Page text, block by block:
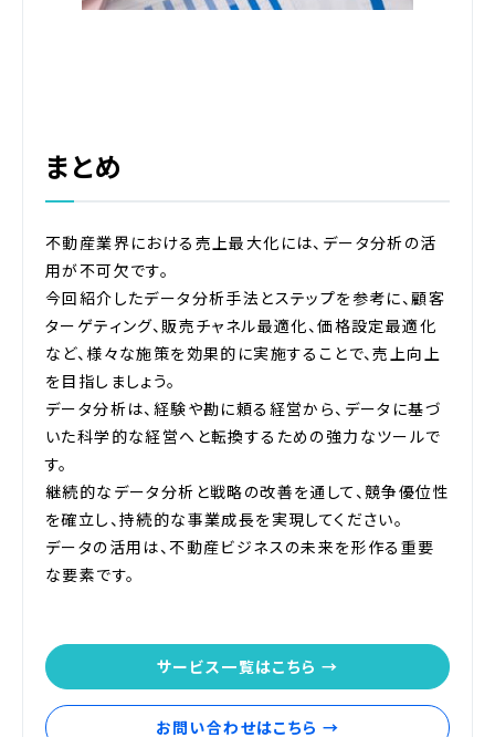
まとめ
不動産業界における売上最大化には、データ分析の活
用が不可欠です。
今回紹介したデータ分析手法とステップを参考に、顧客
ターゲティング、販売チャネル最適化、価格設定最適化
など、様々な施策を効果的に実施することで、売上向上
を目指しましょう。
データ分析は、経験や勘に頼る経営から、データに基づ
いた科学的な経営へと転換するための強力なツールで
す。
継続的なデータ分析と戦略の改善を通して、競争優位性
を確立し、持続的な事業成長を実現してください。
データの活用は、不動産ビジネスの未来を形作る重要
な要素です。
サービス一覧はこちら →
お問い合わせはこちら →